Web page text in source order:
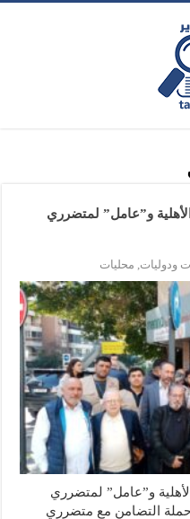
و”عامل” لمتضرري
ودوليات, محليات
و”عامل” لمتضرري
التضامن مع متضرري